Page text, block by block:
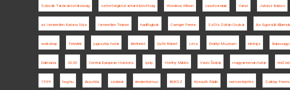
Szlovák Tanácsköztársaság szövetségközi antant-bizottság Woodrow Wilson vasútvonalak Varsó Juhász Balázs
az Ismeretlen Katona Sírja Ismeretlen Trianon hadifoglyok Csenger Ferenc Szőts Zoltán Oszkár Az Egyesült
workshop Felvidék jugoszláv határ Berthelot Győri Róbert Léva Erdélyi Múzeum életrajz
Dalmácia 2020 Central European Horizons Ipoly Horthy Miklós Vavro Šrobár magyar-román határ első
1939 hvg.hu Ausztria szobrok irredentizmus BUKSZ Kossuth Rádió nemzetépítés Sziklay Ferenc